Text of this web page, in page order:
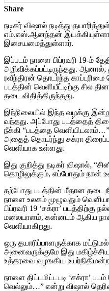
Share
நடிகர் விஷால் நடித்து
எம்.எஸ்.ஆனந்தன்
இசையமைத்துள்ளார்.
இப்படம் நாளை பிப்ரவரி 19-ம்
அறிவிக்கப்பட்டிருந்தது.
ரவீந்திரன் தொடர்ந்த
படத்தின் வெளியீட்டிற்கு சில
தடை விதித்திருந்தது.
இந்நிலையில் இந்த வழக்கு
வந்தது. அப்போது படத்தைத்
நீக்கி “படத்தை
அதைத் தொடர்ந்து சக்ரா
வெளியாக உள்ளது.
இது குறித்து நடிகர் விஷால்,
தொழிலுக்கும், எப்போதும் நான்
தற்போது படத்தின் மீதான தடை
நாளை உலகம் முழுவதும்
பிப்ரவரி 19 ‘சக்ரா’ படத்திற்கு
மலையாளம், கன்னடம் ஆகிய
வெளியாகிறது.
ஒரு தயாரிப்பாளருக்காக
அனைவருக்குமே இது
உத்தரவை வழஙகிய
நாளை திட்டமிட்டபடி ‘சக்ரா’
வெல்லும்…” என்று விஷால்